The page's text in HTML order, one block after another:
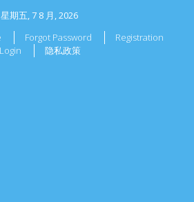
星期五, 7 8 月, 2026
Forgot Password
Registration
Login
隐私政策